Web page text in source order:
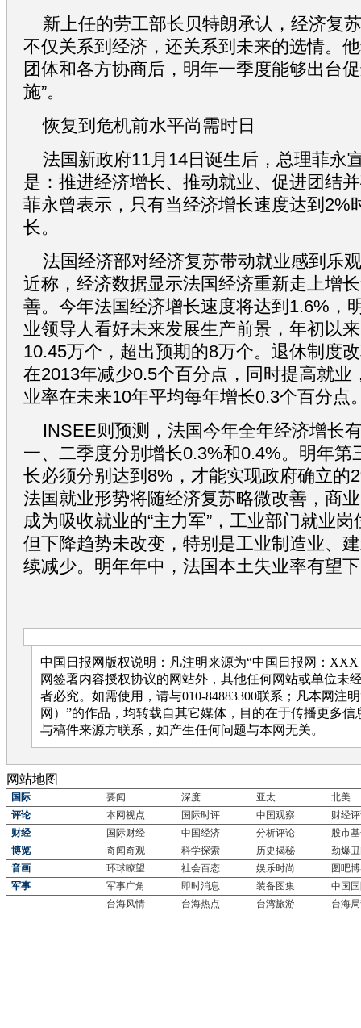
新上任的劳工部长贝特朗承认，经济复
不仅关系到经济，还关系到未来的选情。
团体和各方协商后，明年一季度能够出台
施”。
恢复到危机前水平尚需时日
法国新政府11月14日诞生后，总理菲永
是：推进经济增长、推动就业、促进团结
菲永曾表示，只有当经济增长速度达到2%
长。
法国经济部对经济复苏带动就业感到乐
近称，经济数据显示法国经济重新走上增
善。今年法国经济增长速度将达到1.6%，
业领导人看好未来发展生产前景，年初以
10.45万个，超出预期的8万个。退休制度
在2013年减少0.5个百分点，同时提高就业
业率在未来10年平均每年增长0.3个百分点
INSEE则预测，法国今年全年经济增长
一、二季度分别增长0.3%和0.4%。明年第
长必须分别达到8%，才能实现政府确立的
法国就业形势将随经济复苏略微改善，商
成为吸收就业的“主力军”，工业部门就业
但下降趋势未改变，特别是工业制造业、
续减少。明年年中，法国本土失业率有望
中国日报网版权说明：凡注明来源为“中国日报网：
网签署内容授权协议的网站外，其他任何网站或单位未
者必究。如需使用，请与010-84883300联系；凡本网注
网）”的作品，均转载自其它媒体，目的在于传播更多
与稿件来源方联系，如产生任何问题与本网无关。
网站地图
国际 要闻 深度 亚太
北美
评论
本网视点 国际时评 中国观察
财经
财经
国际财经 中国经济 分析评论
股市
博览
奇闻奇观 科学探索 历史揭秘
劲爆
音画
环球瞭望 社会百态 娱乐时尚
图吧
军事
军事广角 即时消息 装备图集
中国
台海风情
台海热点 台湾旅游 台海